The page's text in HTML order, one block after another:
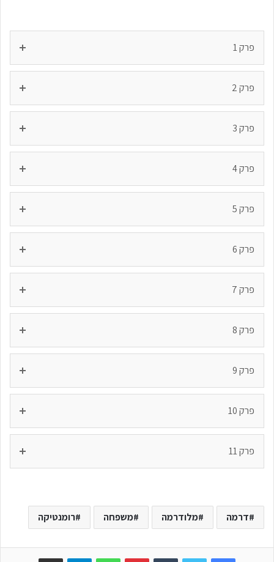
פרק 1
פרק 2
פרק 3
פרק 4
פרק 5
פרק 6
פרק 7
פרק 8
פרק 9
פרק 10
פרק 11
דרמה מלודרמה משפחה רומנטיקה
Facebook
WhatsApp
Telegram